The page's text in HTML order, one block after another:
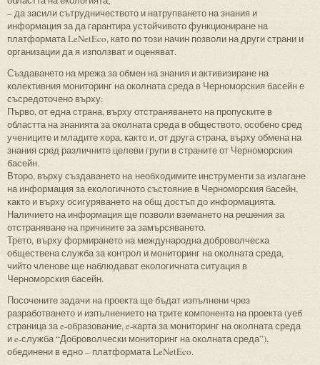
– да засили сътрудничеството и натрупването на знания и
информация за да гарантира устойчивото функциониране на
платформата LeNetEco, като по този начин позволи на други страни и
организации да я използват и оценяват.
Създаването на мрежа за обмен на знания и активизиране на
колективния мониторинг на околната среда в Черноморския басейн е
съсредоточено върху:
Първо, от една страна, върху отстраняването на пропуските в
областта на знанията за околната среда в обществото, особено сред
учениците и младите хора, както и, от друга страна, върху обмена на
знания сред различните целеви групи в страните от Черноморския
басейн.
Второ, върху създаването на необходимите инструменти за излагане
на информация за екологичното състояние в Черноморския басейн,
както и върху осигуряването на общ достъп до информацията.
Наличието на информация ще позволи вземането на решения за
отстраняване на причините за замърсяването.
Трето, върху формирането на международна доброволческа
обществена служба за контрол и мониторинг на околната среда,
чийто членове ще наблюдават екологичната ситуация в
Черноморския басейн.
Посочените задачи на проекта ще бъдат изпълнени чрез
разработването и изпълнението на трите компонента на проекта (уеб
страница за e-образование, e-карта за мониторинг на околната среда
и e-служба “Доброволчески мониторинг на околната среда”),
обединени в едно – платформата LeNetEco.